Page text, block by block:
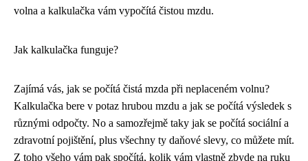
volna a kalkulačka vám vypočítá čistou mzdu.
Jak kalkulačka funguje?
Zajímá vás, jak se počítá čistá mzda při neplaceném volnu?
Kalkulačka bere v potaz hrubou mzdu a jak se počítá výsledek s
různými odpočty. No a samozřejmě taky jak se počítá sociální a
zdravotní pojištění, plus všechny ty daňové slevy, co můžete mít.
Z toho všeho vám pak spočítá, kolik vám vlastně zbyde na ruku